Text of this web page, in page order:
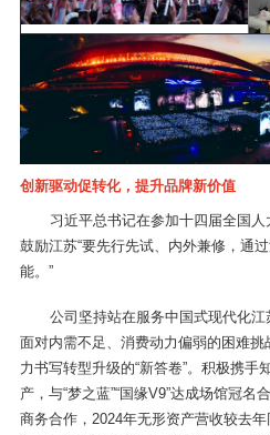
创新驱动促转化，提升品牌新价值
习近平总书记在参加十四届全国
鼓励江苏“要先行先试、内外兼修，通
能。”
公司坚持站在服务中国式现代化
面对内需不足、消费动力偏弱的困难
力书写转型升级的“新答卷”。积极携手
产，与“梦之蓝”“国缘V9”达成场馆冠名
商务合作，2024年无形资产营收较去